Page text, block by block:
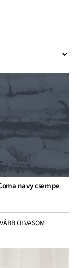
navy csempe
OLVASOM